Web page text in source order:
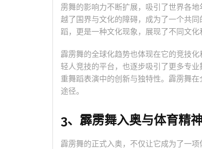
雳舞的影响力不断扩展，吸引了世界各
越了国界与文化的障碍，成为了一个共
蹈，更是一种文化现象，展现了不同文化
霹雳舞的全球化趋势也体现在它的竞技
轻人竞技的平台，也逐步吸引了更多专
重舞蹈表演中的创新与独特性。霹雳舞
途径。
3、霹雳舞入奥与体育精
霹雳舞的正式入奥，不仅让它成为了一